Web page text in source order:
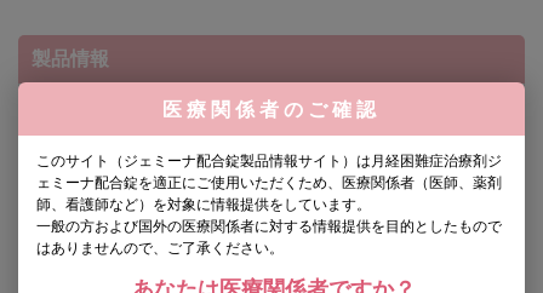
製品情報
製品情報概要
製品の特性
医療関係者のご確認
このサイト（ジェミーナ配合錠製品情報サイト）は月経困難症治療剤ジ
ェミーナ配合錠を適正にご使用いただくため、医療関係者（医師、薬剤
師、看護師など）を対象に情報提供をしています。
一般の方および国外の医療関係者に対する情報提供を目的としたもので
はありませんので、ご了承ください。